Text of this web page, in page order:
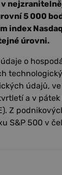
5 000
index
úrovni.
o
údajů,
a v
Z
S&P 500 v